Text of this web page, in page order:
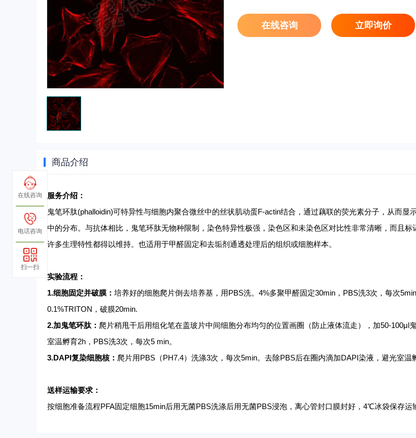
在线咨询 立即询价
商品介绍
服务介绍：
鬼笔环肽(phalloidin)可特异性与细胞内聚合微丝中的丝状肌动蛋F-actin结合，通过藕联的荧光素分子，从而显
中的分布。与抗体相比，鬼笔环肽无物种限制，染色特异性极强，染色区和未染色区对比性非常清晰，而且标
许多生理特性都得以维持。也适用于甲醛固定和去垢剂通透处理后的组织或细胞样本。
实验流程：
1.细胞固定并破膜： 培养好的细胞爬片倒去培养基，用PBS洗。4%多聚甲醛固定30min，PBS洗3次，每次
0.1%TRITON，破膜20min.
2.加鬼笔环肽： 爬片稍甩干后用组化笔在盖玻片中间细胞分布均匀的位置画圈（防止液体流走），加50-100μl
室温孵育2h，PBS洗3次，每次5 min。
3.DAPI复染细胞核： 爬片用PBS（PH7.4）洗涤3次，每次5min。去除PBS后在圈内滴加DAPI染液，避光室温
送样运输要求：
按细胞准备流程PFA固定细胞15min后用无菌PBS洗涤后用无菌PBS浸泡，离心管封口膜封好，4℃冰袋保存运
在线咨询
电话咨询
扫一扫